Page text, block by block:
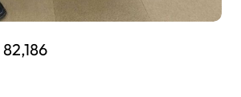
82,186